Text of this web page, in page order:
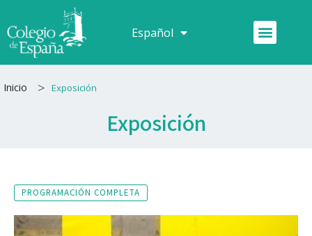
al
contenido
Español
Français Menú
Inicio > Exposición
Exposición
PROGRAMACIÓN COMPLETA